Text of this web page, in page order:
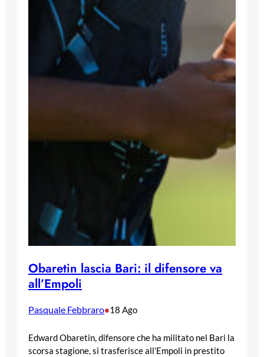
Obaretin lascia Bari: il difensore va
all’Empoli
Pasquale Febbraro•18 Ago
Edward Obaretin, difensore che ha militato nel Bari la
scorsa stagione, si trasferisce all’Empoli in prestito